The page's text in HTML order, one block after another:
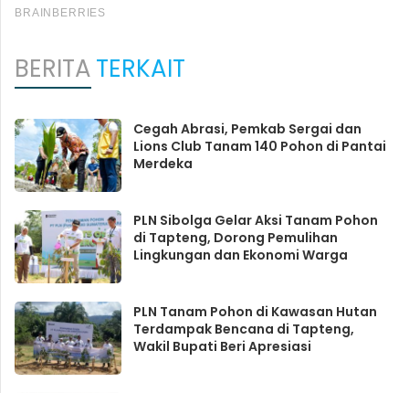
BERITATERKAIT
Cegah Abrasi, Pemkab Sergai dan
Lions Club Tanam 140 Pohon di Pantai
Merdeka
PLN Sibolga Gelar Aksi Tanam Pohon
di Tapteng, Dorong Pemulihan
Lingkungan dan Ekonomi Warga
PLN Tanam Pohon di Kawasan Hutan
Terdampak Bencana di Tapteng,
Wakil Bupati Beri Apresiasi